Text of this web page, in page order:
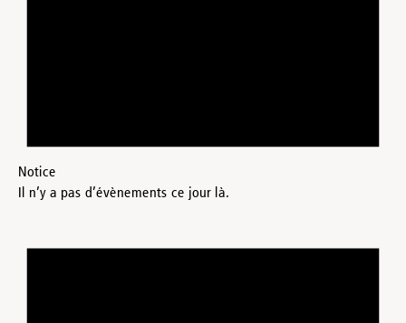
Notice
Il n’y a pas d’évènements ce jour là.